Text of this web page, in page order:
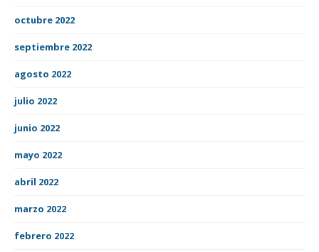
octubre 2022
septiembre 2022
agosto 2022
julio 2022
junio 2022
mayo 2022
abril 2022
marzo 2022
febrero 2022